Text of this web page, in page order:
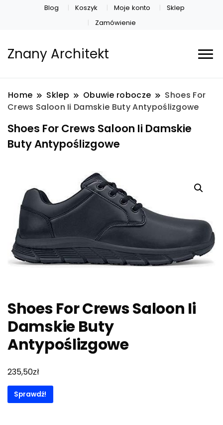
Blog Koszyk Moje konto
Sklep
Zamówienie
Znany Architekt
Home Sklep Obuwie robocze
Shoes For
Crews Saloon Ii Damskie Buty Antypoślizgowe
Shoes For Crews Saloon Ii Damskie
Buty Antypoślizgowe
Shoes For Crews Saloon Ii
Damskie Buty
Antypoślizgowe
235,50zł
Sprawdź!